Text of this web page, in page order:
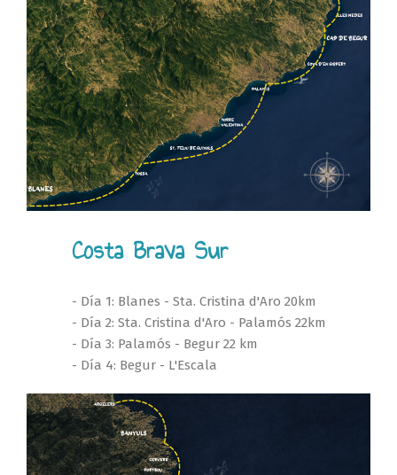
Costa Brava Sur
- Día 1: Blanes - Sta. Cristina d'Aro 20km
- Día 2: Sta. Cristina d'Aro - Palamós 22km
- Día 3: Palamós - Begur 22 km
- Día 4: Begur - L'Escala